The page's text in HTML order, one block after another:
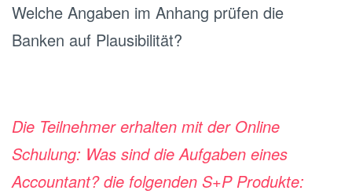
Welche Angaben im Anhang prüfen die
Banken auf Plausibilität?
Die Teilnehmer erhalten mit der Online
Schulung: Was sind die Aufgaben eines
Accountant? die folgenden S+P Produkte: